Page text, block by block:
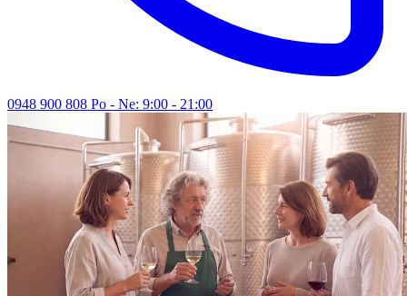
0948 900 808 Po - Ne: 9:00 - 21:00